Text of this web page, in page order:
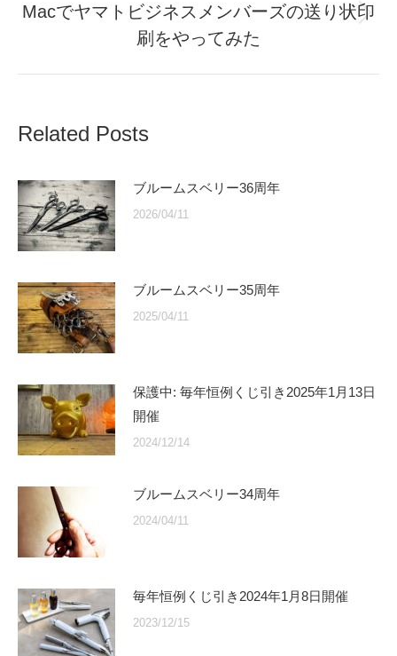
Next
post:
Macでヤマトビジネスメンバーズの送り状印
刷をやってみた
Related Posts
ブルームスベリー36周年
2026/04/11
ブルームスベリー35周年
2025/04/11
保護中: 毎年恒例くじ引き2025年1月13日
開催
2024/12/14
ブルームスベリー34周年
2024/04/11
毎年恒例くじ引き2024年1月8日開催
2023/12/15